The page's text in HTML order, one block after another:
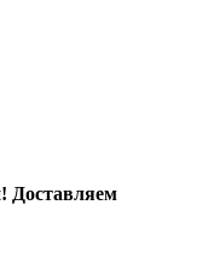
Доставляем